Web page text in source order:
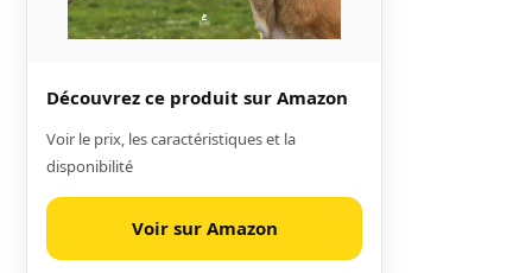
Découvrez ce produit sur Amazon
Voir le prix, les caractéristiques et la
disponibilité
Voir sur Amazon